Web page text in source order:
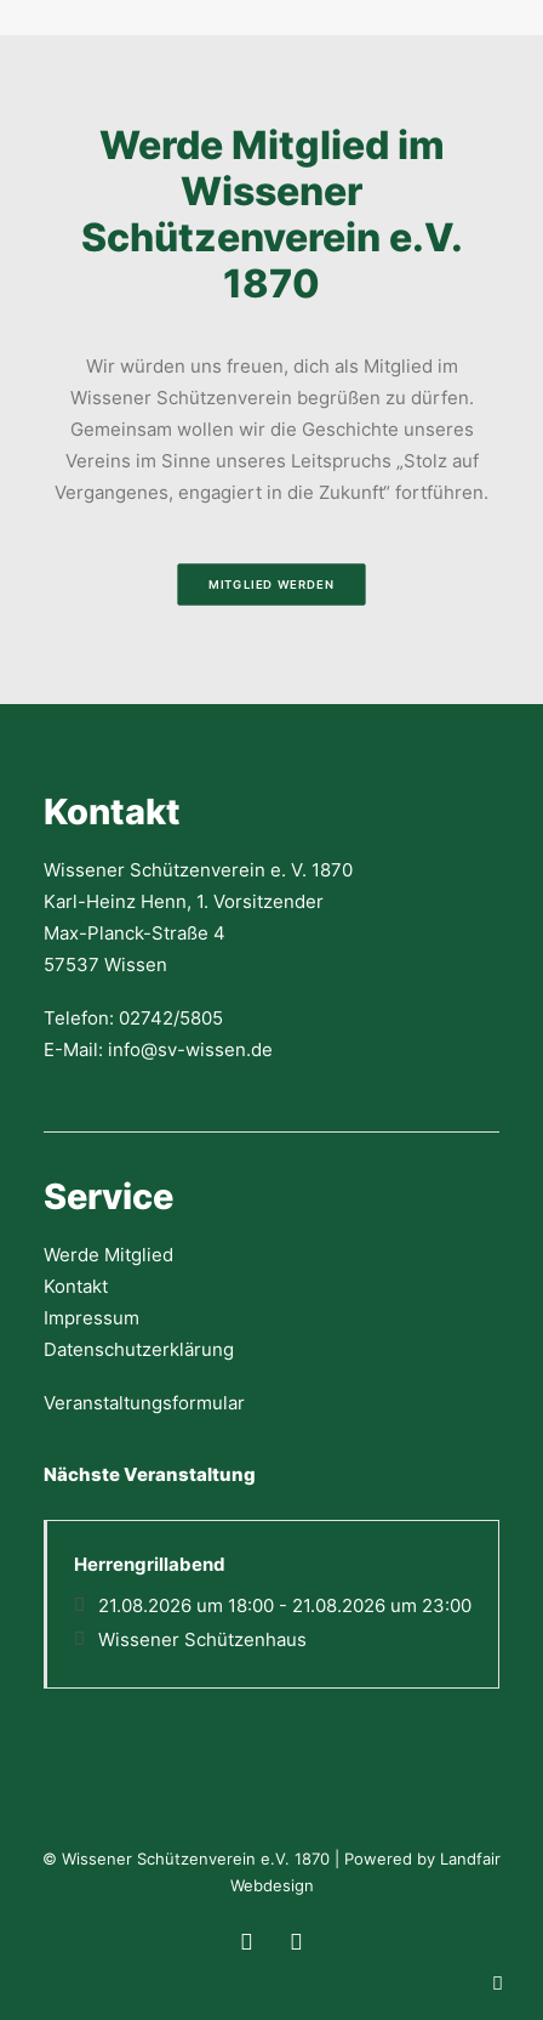
Werde Mitglied im
Wissener
Schützenverein e.V.
1870
Wir würden uns freuen, dich als Mitglied im
Wissener Schützenverein begrüßen zu dürfen.
Gemeinsam wollen wir die Geschichte unseres
Vereins im Sinne unseres Leitspruchs „Stolz auf
Vergangenes, engagiert in die Zukunft“ fortführen.
MITGLIED WERDEN
Kontakt
Wissener Schützenverein e. V. 1870
Karl-Heinz Henn, 1. Vorsitzender
Max-Planck-Straße 4
57537 Wissen
Telefon: 02742/5805
E-Mail: info@sv-wissen.de
Service
Werde Mitglied
Kontakt
Impressum
Datenschutzerklärung
Veranstaltungsformular
Nächste Veranstaltung
Herrengrillabend
21.08.2026 um 18:00 - 21.08.2026 um 23:00
Wissener Schützenhaus
© Wissener Schützenverein e.V. 1870 | Powered by Landfair
Webdesign